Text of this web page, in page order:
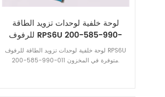
لوحة خلفية لوحدات تزويد الطاقة
للرفوف RPS6U 200-585-990-
011
لوحة خلفية لوحدات تزويد الطاقة للرفوف RPS6U
200-585-990-011 متوفرة في المخزون.